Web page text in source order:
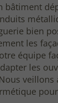
bâtiment
bien
les
équipe
les